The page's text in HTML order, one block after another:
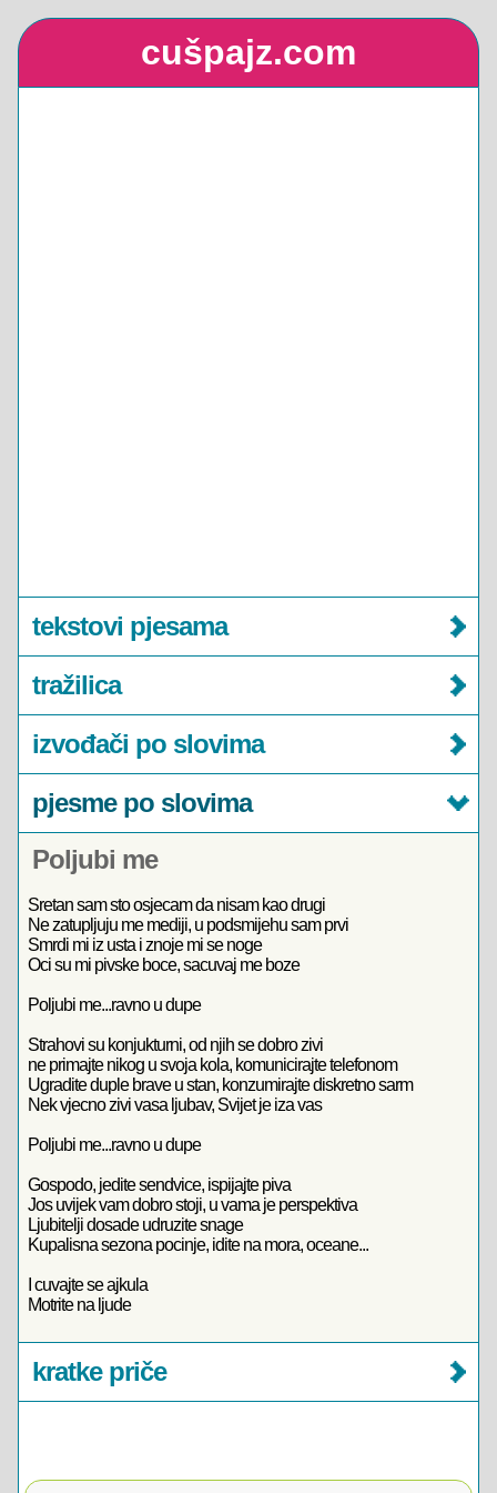
cušpajz.com
tekstovi pjesama
tražilica
izvođači po slovima
pjesme po slovima
Poljubi me
Sretan sam sto osjecam da nisam kao drugi
Ne zatupljuju me mediji, u podsmijehu sam prvi
Smrdi mi iz usta i znoje mi se noge
Oci su mi pivske boce, sacuvaj me boze
Poljubi me...ravno u dupe
Strahovi su konjukturni, od njih se dobro zivi
ne primajte nikog u svoja kola, komunicirajte telefonom
Ugradite duple brave u stan, konzumirajte diskretno sarm
Nek vjecno zivi vasa ljubav, Svijet je iza vas
Poljubi me...ravno u dupe
Gospodo, jedite sendvice, ispijajte piva
Jos uvijek vam dobro stoji, u vama je perspektiva
Ljubitelji dosade udruzite snage
Kupalisna sezona pocinje, idite na mora, oceane...
I cuvajte se ajkula
Motrite na ljude
kratke priče